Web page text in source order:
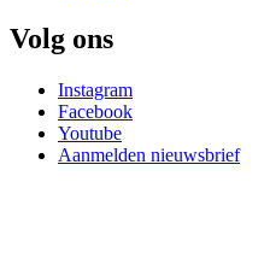
Volg ons
Instagram
Facebook
Youtube
Aanmelden nieuwsbrief